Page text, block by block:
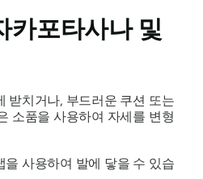
카포타사나 및
받치거나, 부드러운 쿠션 또는
소품을 사용하여 자세를 변형
을 사용하여 발에 닿을 수 있습